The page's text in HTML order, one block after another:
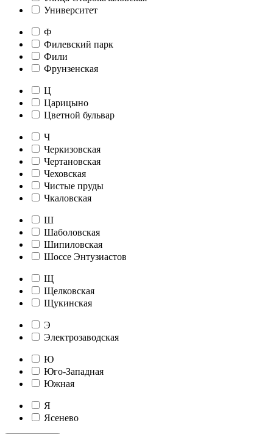
Университет
Ф
Филевский парк
Фили
Фрунзенская
Ц
Царицыно
Цветной бульвар
Ч
Черкизовская
Чертановская
Чеховская
Чистые пруды
Чкаловская
Ш
Шаболовская
Шипиловская
Шоссе Энтузиастов
Щ
Щелковская
Щукинская
Э
Электрозаводская
Ю
Юго-Западная
Южная
Я
Ясенево